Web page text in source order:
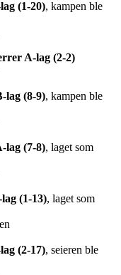
(1-20), kampen ble
A-lag (2-2)
lag (8-9), kampen ble
lag (7-8), laget som
(1-13), laget som
(2-17), seieren ble